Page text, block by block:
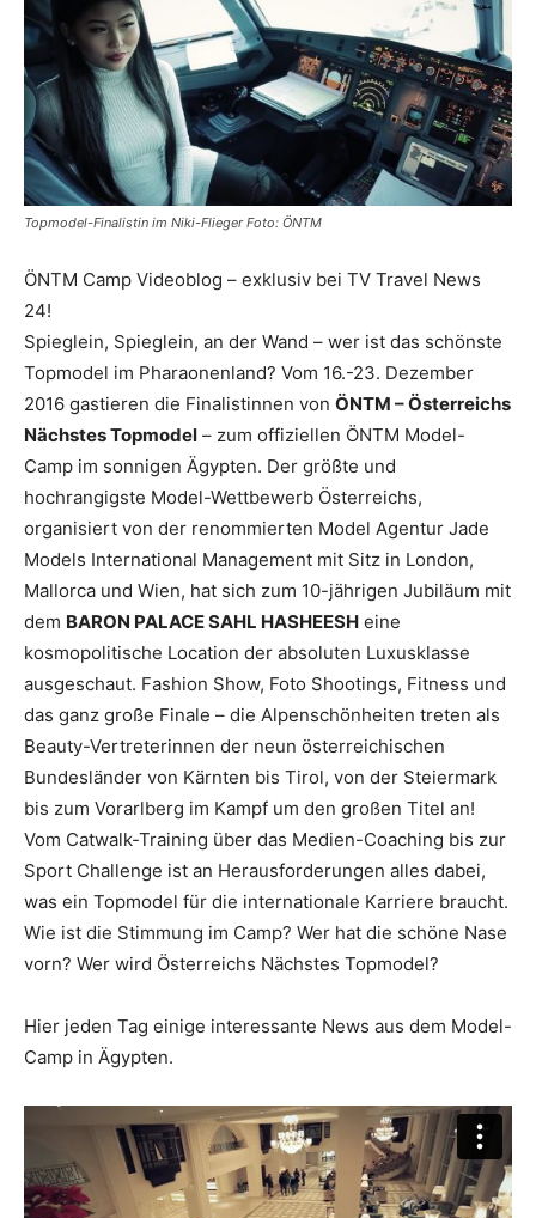
Reiseempfehlungen.
Topmodel-Finalistin im Niki-Flieger Foto: ÖNTM
ÖNTM Camp Videoblog – exklusiv bei TV Travel News
24!
Spieglein, Spieglein, an der Wand – wer ist das schönste
Topmodel im Pharaonenland? Vom 16.-23. Dezember
2016 gastieren die Finalistinnen von ÖNTM – Österreichs
Nächstes Topmodel – zum offiziellen ÖNTM Model-
Camp im sonnigen Ägypten. Der größte und
hochrangigste Model-Wettbewerb Österreichs,
organisiert von der renommierten Model Agentur Jade
Models International Management mit Sitz in London,
Mallorca und Wien, hat sich zum 10-jährigen Jubiläum mit
dem BARON PALACE SAHL HASHEESH eine
kosmopolitische Location der absoluten Luxusklasse
ausgeschaut. Fashion Show, Foto Shootings, Fitness und
das ganz große Finale – die Alpenschönheiten treten als
Beauty-Vertreterinnen der neun österreichischen
Bundesländer von Kärnten bis Tirol, von der Steiermark
bis zum Vorarlberg im Kampf um den großen Titel an!
Vom Catwalk-Training über das Medien-Coaching bis zur
Sport Challenge ist an Herausforderungen alles dabei,
was ein Topmodel für die internationale Karriere braucht.
Wie ist die Stimmung im Camp? Wer hat die schöne Nase
vorn? Wer wird Österreichs Nächstes Topmodel?
Hier jeden Tag einige interessante News aus dem Model-
Camp in Ägypten.